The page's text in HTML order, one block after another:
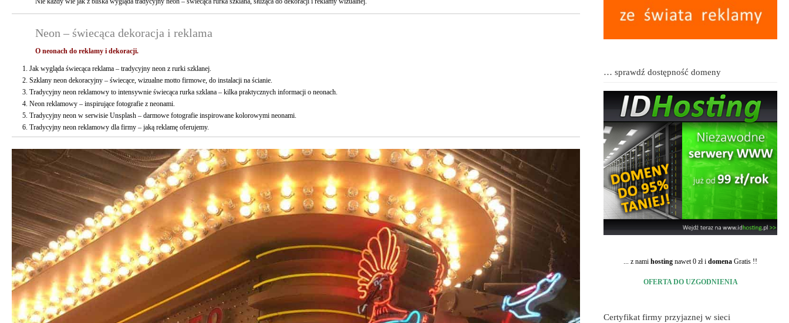
Neon – świecąca dekoracja i reklama
O neonach do reklamy i dekoracji.
Jak wygląda świecąca reklama – tradycyjny neon z rurki szklanej.
Szklany neon dekoracyjny – świecące, wizualne motto firmowe, do instalacji na ścianie.
Tradycyjny neon reklamowy to intensywnie świecąca rurka szklana – kilka praktycznych informacji o neonach.
Neon reklamowy – inspirujące fotografie z neonami.
Tradycyjny neon w serwisie Unsplash – darmowe fotografie inspirowane kolorowymi neonami.
Tradycyjny neon reklamowy dla firmy – jaką reklamę oferujemy.
… sprawdź dostępność domeny
... z nami hosting nawet 0 zł i domena Gratis !!
OFERTA DO UZGODNIENIA
Certyfikat firmy przyjaznej w sieci